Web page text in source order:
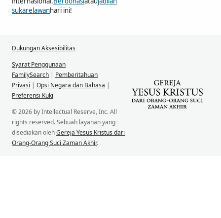
sukarelawanhari ini!
Dukungan Aksesibilitas
Syarat Penggunaan
FamilySearch | Pemberitahuan
Privasi | Opsi Negara dan Bahasa |
Preferensi Kuki
© 2026 by Intellectual Reserve, Inc. All
rights reserved. Sebuah layanan yang
disediakan olehGereja Yesus Kristus dari
Orang-Orang Suci Zaman Akhir.